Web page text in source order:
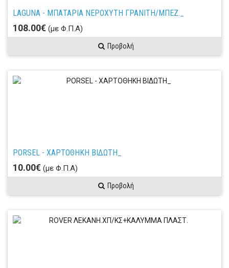
LAGUNA - ΜΠΑΤΑΡΙΑ ΝΕΡΟΧΥΤΗ ΓΡΑΝΙΤΗ/ΜΠΕΖ._
108.00€ (με Φ.Π.Α)
Προβολή
PORSEL - ΧΑΡΤΟΘΗΚΗ ΒΙΔΩΤΗ_
10.00€ (με Φ.Π.Α)
Προβολή